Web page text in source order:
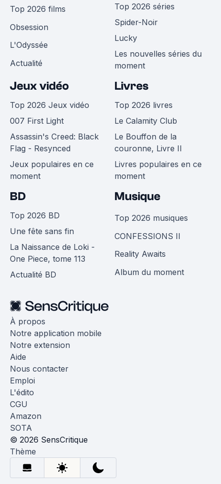
Top 2026 films
Obsession
L'Odyssée
Actualité
Top 2026 séries
Spider-Noir
Lucky
Les nouvelles séries du
moment
Jeux vidéo
Top 2026 Jeux vidéo
007 First Light
Assassin's Creed: Black
Flag - Resynced
Jeux populaires en ce
moment
Livres
Top 2026 livres
Le Calamity Club
Le Bouffon de la
couronne, Livre II
Livres populaires en ce
moment
BD
Top 2026 BD
Une fête sans fin
La Naissance de Loki -
One Piece, tome 113
Actualité BD
Musique
Top 2026 musiques
CONFESSIONS II
Reality Awaits
Album du moment
À propos
Notre application mobile
Notre extension
Aide
Nous contacter
Emploi
L'édito
CGU
Amazon
SOTA
© 2026 SensCritique
Thème